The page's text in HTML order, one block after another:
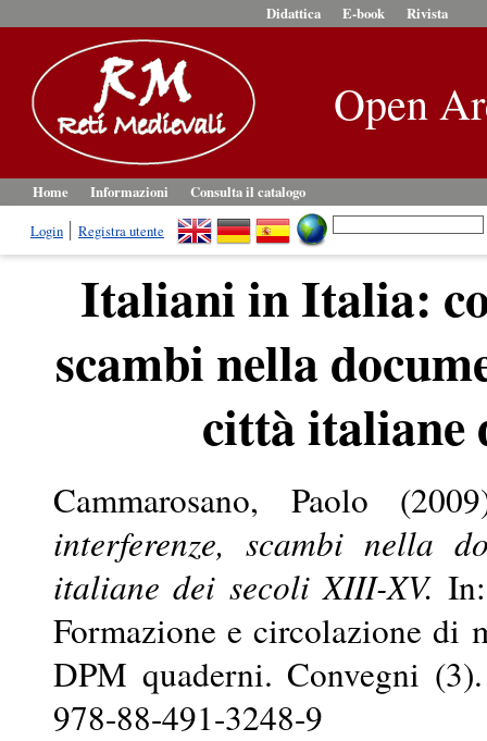
Didattica E-book Rivista
Open
Home Informazioni
Consulta il catalogo
Login
Registra utente
Italiani in Italia:
scambi nella
città
Cammarosano, Paolo
interferenze, scambi nella
italiane dei secoli XIII-XV.
Formazione e circolazione di
DPM quaderni. Convegni
978-88-491-3248-9